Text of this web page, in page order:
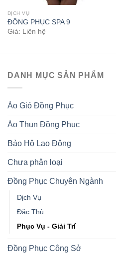
DỊCH VỤ
ĐỒNG PHỤC SPA 9
Giá: Liên hệ
DANH MỤC SẢN PHẨM
Áo Gió Đồng Phục
Áo Thun Đồng Phục
Bảo Hộ Lao Động
Chưa phân loại
Đồng Phục Chuyên Ngành
Dịch Vụ
Đặc Thù
Phục Vụ - Giải Trí
Đồng Phục Công Sở